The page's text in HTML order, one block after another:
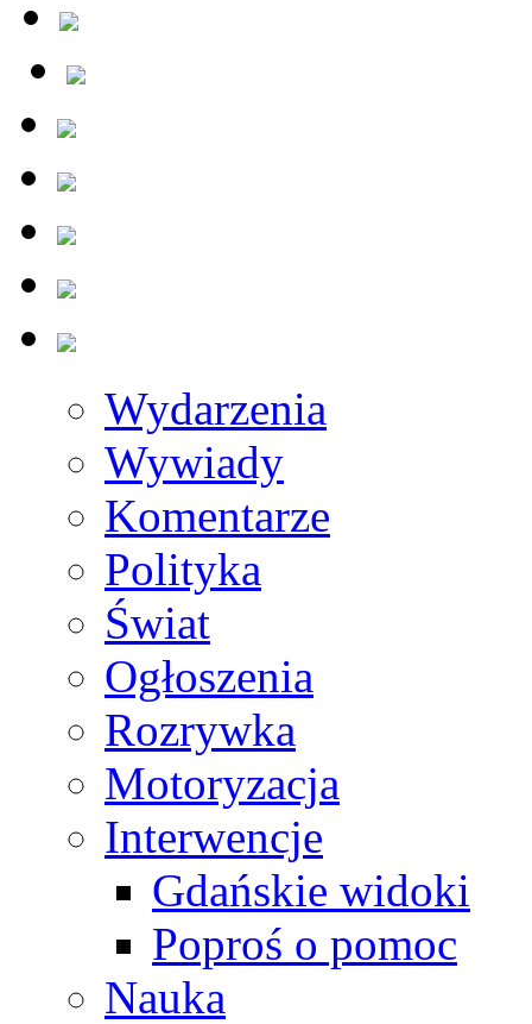
Wydarzenia
Wywiady
Komentarze
Polityka
Świat
Ogłoszenia
Rozrywka
Motoryzacja
Interwencje
Gdańskie widoki
Poproś o pomoc
Nauka